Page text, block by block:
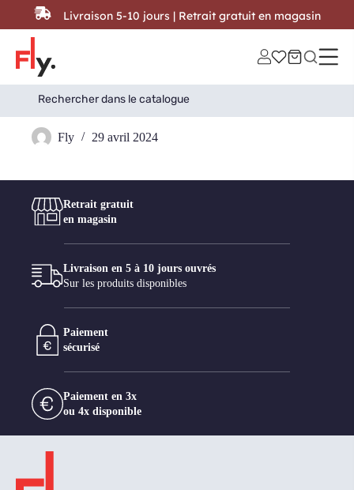
Passer au contenu
Search
for:
Search Button
Fly 29 avril 2024
Retrait gratuit
en magasin
Livraison en 5 à 10 jours ouvrés
Sur les produits disponibles
Paiement
sécurisé
Paiement en 3x
ou 4x disponible
Livraison 5-10 jours | Retrait gratuit en magasin